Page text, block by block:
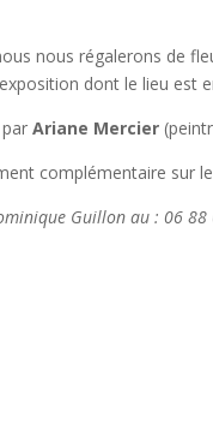
nous régalerons de
dont le lieu est
parAriane Mercier
complémentaire sur
Guillon au : 06 88